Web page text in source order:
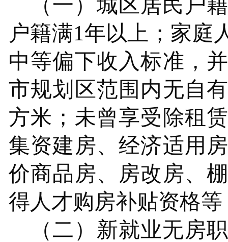
（一）城区居民户
户籍满1年以上；家庭
中等偏下收入标准，
市规划区范围内无自
方米；未曾享受除租
集资建房、经济适用
价商品房、房改房、
得人才购房补贴资格
（二）新就业无房